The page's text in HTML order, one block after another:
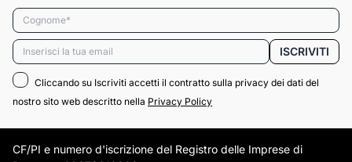
Cognome*
Email* ISCRIVITI
Cliccando su Iscriviti accetti il contratto sulla privacy dei dati del
nostro sito web descritto nella Privacy Policy
CF/PI e numero d'iscrizione del Registro delle Imprese di